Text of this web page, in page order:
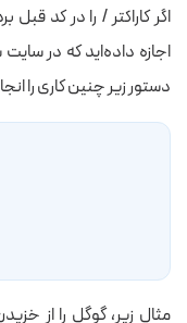
اگر کاراکتر / را در کد
اجازه داده‌اید که در
دستور زیر چنین کاری را
مثال زیر، گوگل را از